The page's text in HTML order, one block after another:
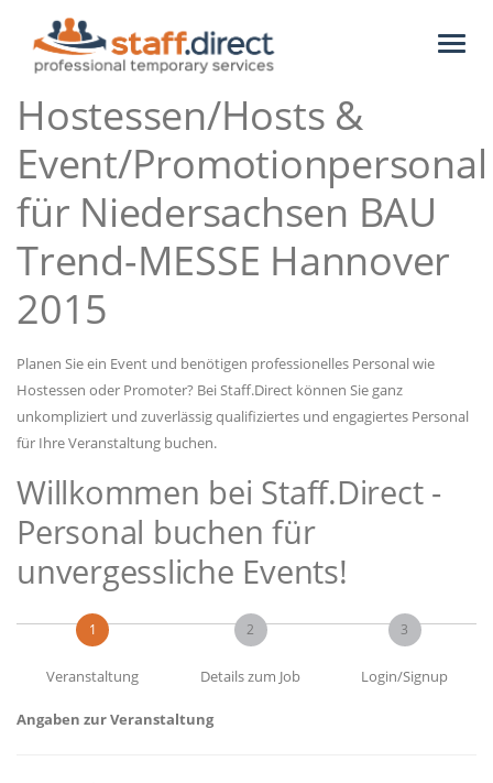
Toggle
Hostessen/Hosts &
Event/Promotionpersonal
für Niedersachsen BAU
Trend-MESSE Hannover
2015
Planen Sie ein Event und benötigen professionelles Personal wie
Hostessen oder Promoter? Bei Staff.Direct können Sie ganz
unkompliziert und zuverlässig qualifiziertes und engagiertes Personal
für Ihre Veranstaltung buchen.
Willkommen bei Staff.Direct -
Personal buchen für
unvergessliche Events!
1
Veranstaltung
2
Details zum Job
3
Login/Signup
Angaben zur Veranstaltung